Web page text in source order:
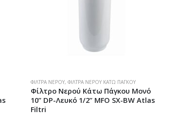
ΦΊΛΤΡΑ ΝΕΡΟΎ, ΦΊΛΤΡΑ ΝΕΡΟΎ ΒΡΎΣΗΣ
Φίλτρο Νερού Βρύσης Λευκό με
Ανταλλακτικό R2 INSTAPURE F2 |
500162